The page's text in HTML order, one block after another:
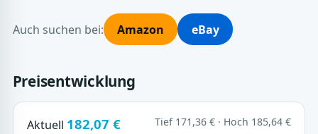
Auch suchen bei: Amazon eBay
Preisentwicklung
Aktuell 182,07 € Tief 171,36 € · Hoch 185,64 €